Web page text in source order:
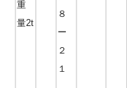
重
量2t
８
ー
２
１